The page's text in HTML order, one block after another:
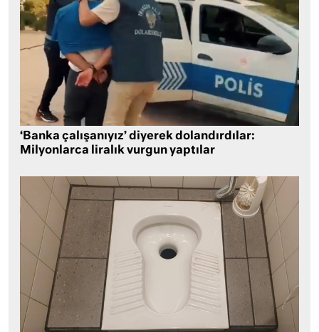
‘Banka çalışanıyız’ diyerek dolandırdılar:
Milyonlarca liralık vurgun yaptılar